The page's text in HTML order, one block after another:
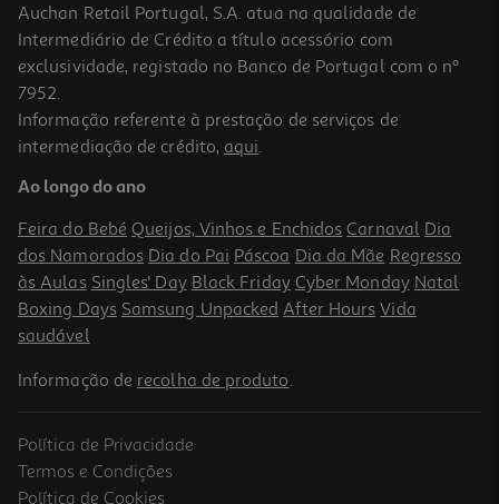
-10%
Livro Perdida De Desejo
17.91 €/un
PVP de editor
17,91 €
-10%
Auchan Retail Portugal, S.A. atua na qualidade de
Intermediário de Crédito a título acessório com
exclusividade, registado no Banco de Portugal com o nº
7952.
Informação referente à prestação de serviços de
intermediação de crédito, aqui.
Ao longo do ano
Feira do Bebé Queijos, Vinhos e Enchidos Carnaval Dia
dos Namorados Dia do Pai Páscoa Dia da Mãe Regresso
às Aulas Singles' Day Black Friday Cyber Monday Natal
Boxing Days Samsung Unpacked After Hours Vida
saudável
Informação de recolha de produto.
Política de Privacidade
Termos e Condições
Política de Cookies